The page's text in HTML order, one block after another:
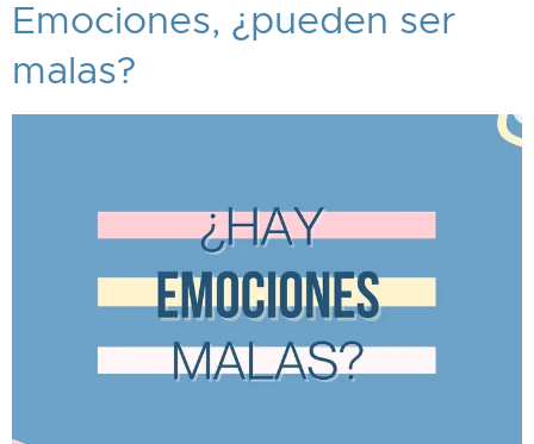
Emociones, ¿pueden ser
malas?